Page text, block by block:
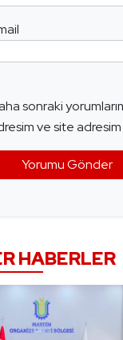
sonraki
ve site
HABERLER